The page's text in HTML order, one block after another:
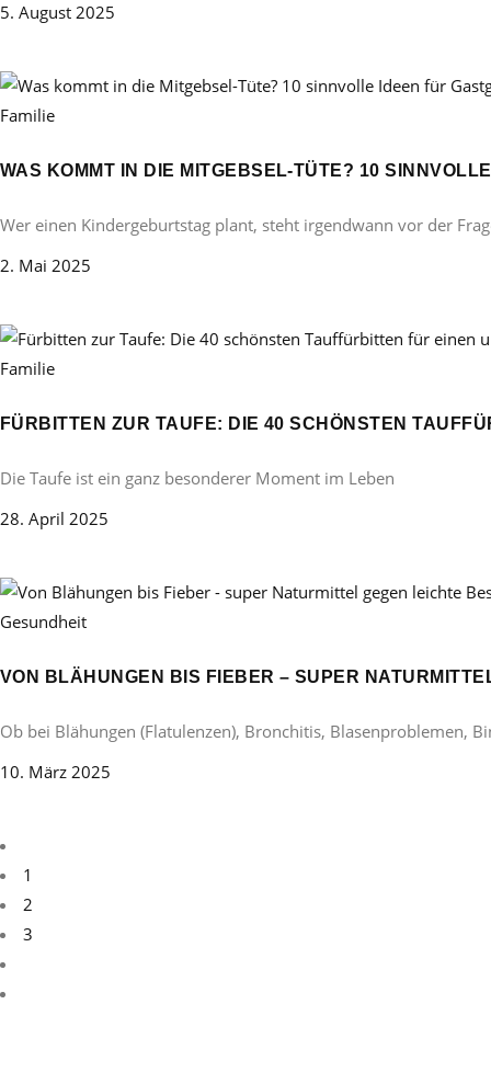
5. August 2025
Familie
WAS KOMMT IN DIE MITGEBSEL-TÜTE? 10
Wer einen Kindergeburtstag plant, steht irgendwann vor der
2. Mai 2025
Familie
FÜRBITTEN ZUR TAUFE: DIE 40 SCHÖNSTEN
Die Taufe ist ein ganz besonderer Moment im Leben
28. April 2025
Gesundheit
VON BLÄHUNGEN BIS FIEBER – SUPER
Ob bei Blähungen (Flatulenzen), Bronchitis, Blasenproblemen,
10. März 2025
1
2
3